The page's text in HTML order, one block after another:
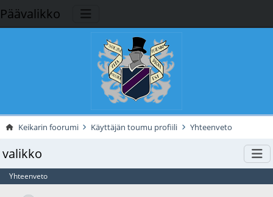
Päävalikko
Keikarin foorumi Käyttäjän toumu profiili Yhteenveto
valikko
Yhteenveto